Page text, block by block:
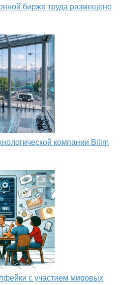
бирже труда размещено
компании Bilim
с участием мировых